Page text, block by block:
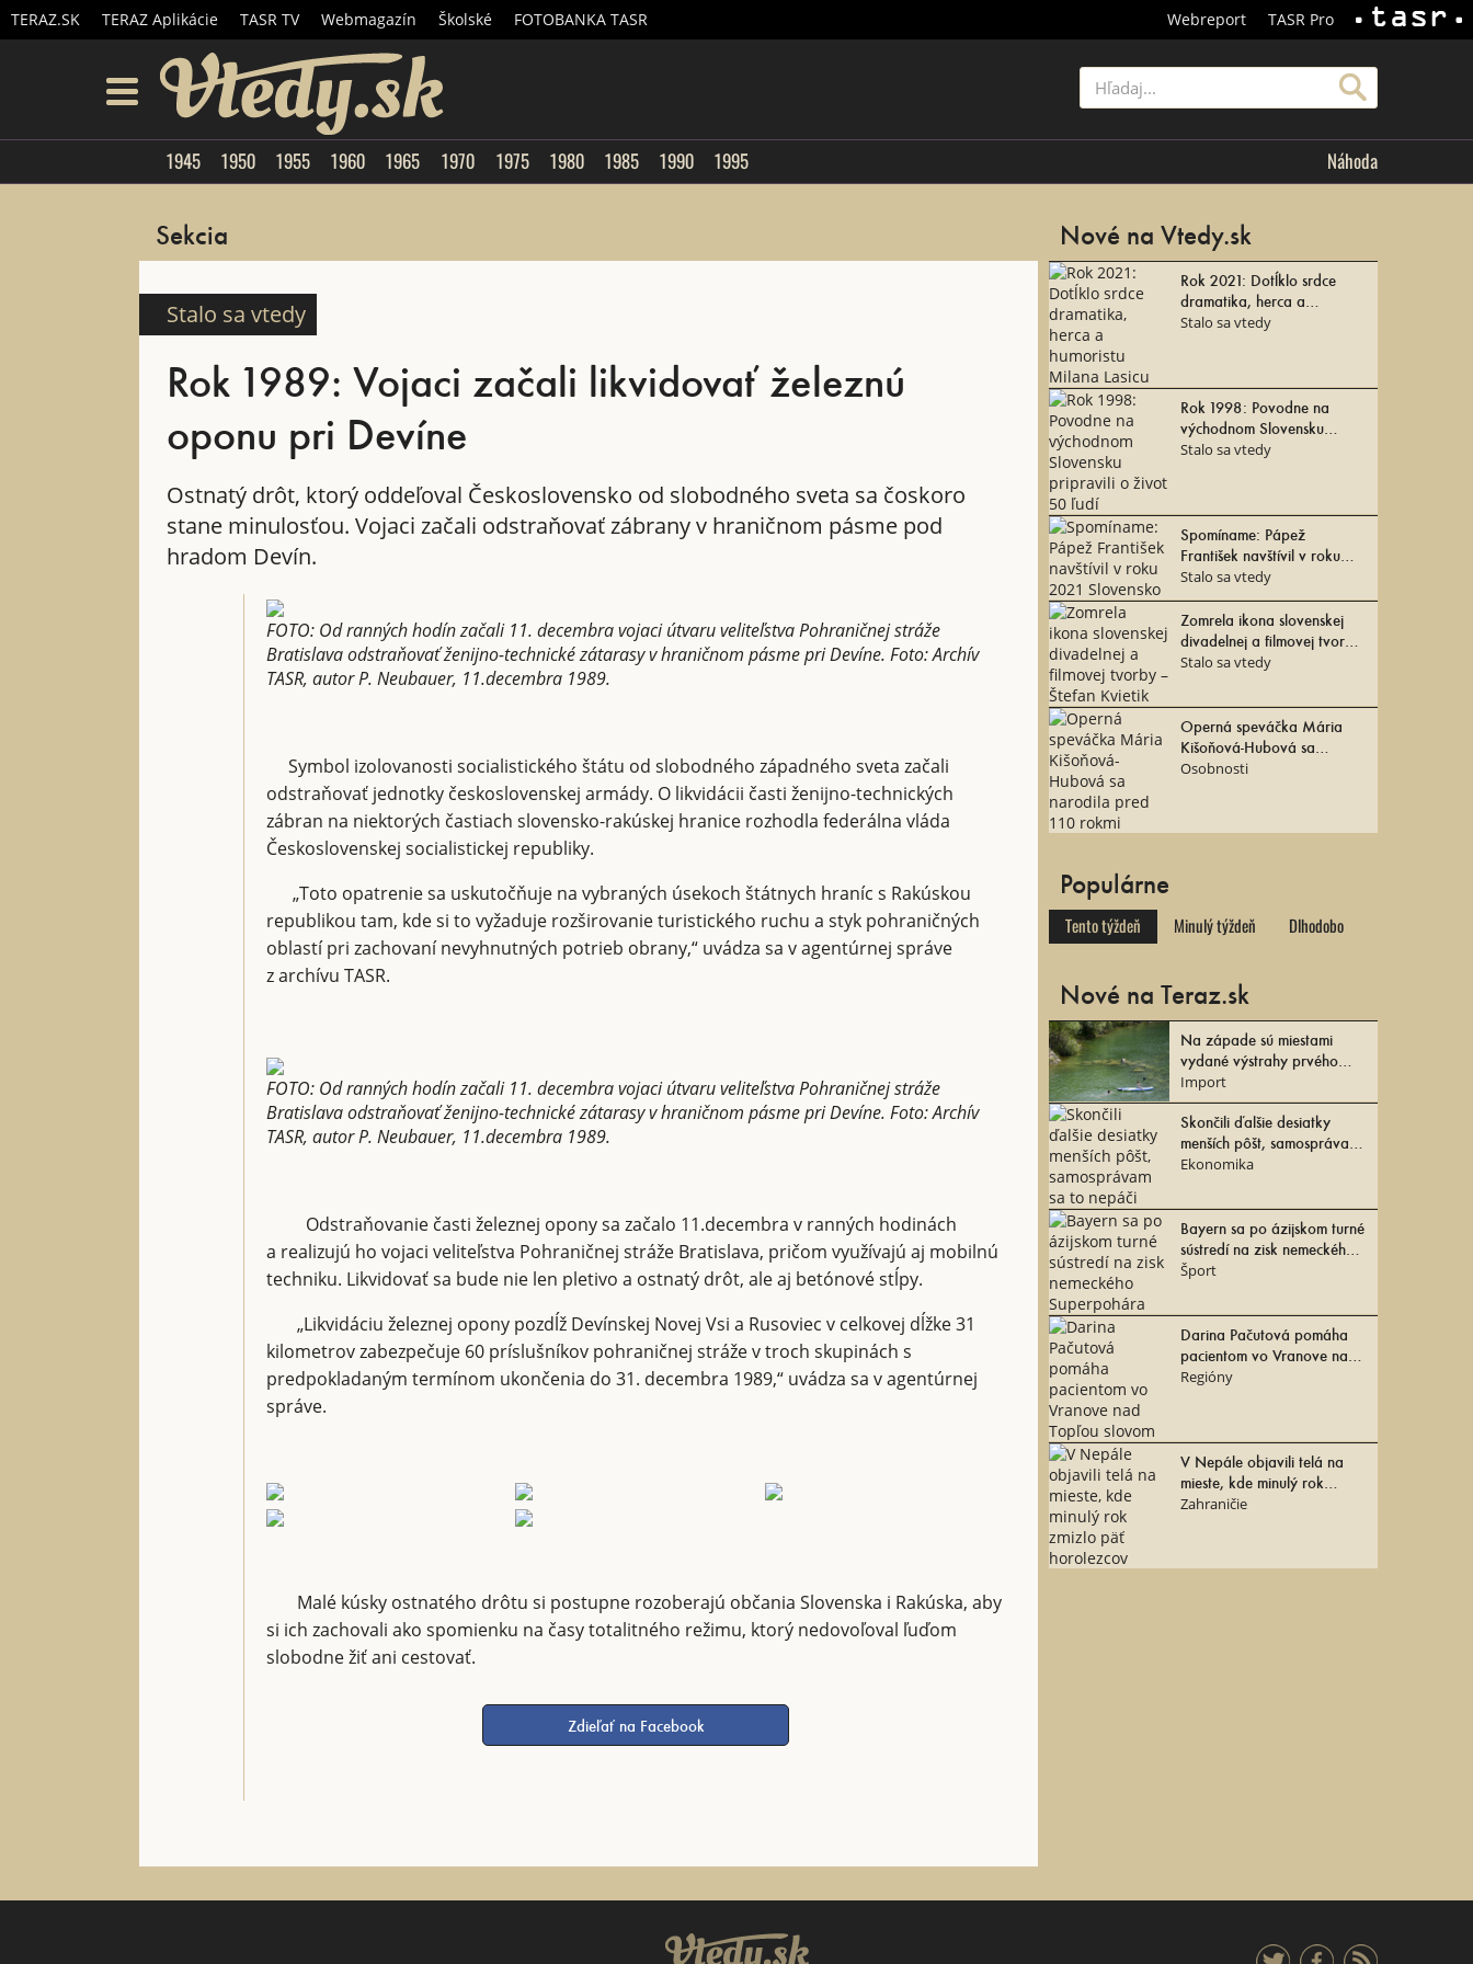
TERAZ.SK TERAZ Aplikácie TASR TV Webmagazín Školské FOTOBANKA TASR Webreport
TASR Pro
1945 1950 1955 1960 1965 1970 1975 1980 1985 1990 1995 Náhoda
Sekcia
Stalo sa vtedy
Rok 1989: Vojaci začali likvidovať železnú
oponu pri Devíne
Ostnatý drôt, ktorý oddeľoval Československo od slobodného sveta sa čoskoro
stane minulosťou. Vojaci začali odstraňovať zábrany v hraničnom pásme pod
hradom Devín.
FOTO: Od ranných hodín začali 11. decembra vojaci útvaru veliteľstva Pohraničnej stráže
Bratislava odstraňovať ženijno-technické zátarasy v hraničnom pásme pri Devíne. Foto: Archív
TASR, autor P. Neubauer, 11.decembra 1989.
Symbol izolovanosti socialistického štátu od slobodného západného sveta začali
odstraňovať jednotky československej armády. O likvidácii časti ženijno-technických
zábran na niektorých častiach slovensko-rakúskej hranice rozhodla federálna vláda
Československej socialistickej republiky.
„Toto opatrenie sa uskutočňuje na vybraných úsekoch štátnych hraníc s Rakúskou
republikou tam, kde si to vyžaduje rozširovanie turistického ruchu a styk pohraničných
oblastí pri zachovaní nevyhnutných potrieb obrany,“ uvádza sa v agentúrnej správe
z archívu TASR.
FOTO: Od ranných hodín začali 11. decembra vojaci útvaru veliteľstva Pohraničnej stráže
Bratislava odstraňovať ženijno-technické zátarasy v hraničnom pásme pri Devíne. Foto: Archív
TASR, autor P. Neubauer, 11.decembra 1989.
Odstraňovanie časti železnej opony sa začalo 11.decembra v ranných hodinách
a realizujú ho vojaci veliteľstva Pohraničnej stráže Bratislava, pričom využívajú aj mobilnú
techniku. Likvidovať sa bude nie len pletivo a ostnatý drôt, ale aj betónové stĺpy.
„Likvidáciu železnej opony pozdĺž Devínskej Novej Vsi a Rusoviec v celkovej dĺžke 31
kilometrov zabezpečuje 60 príslušníkov pohraničnej stráže v troch skupinách s
predpokladaným termínom ukončenia do 31. decembra 1989,“ uvádza sa v agentúrnej
správe.
Malé kúsky ostnatého drôtu si postupne rozoberajú občania Slovenska i Rakúska, aby
si ich zachovali ako spomienku na časy totalitného režimu, ktorý nedovoľoval ľuďom
slobodne žiť ani cestovať.
Zdieľať na Facebook
Nové na Vtedy.sk
Rok 2021: Dotĺklo srdce
dramatika, herca a
humoristu Milana Lasicu
Stalo sa vtedy
Rok 1998: Povodne na
východnom Slovensku
pripravili o život 50 ľudí
Stalo sa vtedy
Spomíname: Pápež
František navštívil v roku
2021 Slovensko
Stalo sa vtedy
Zomrela ikona slovenskej
divadelnej a filmovej tvorby
– Štefan Kvietik
Stalo sa vtedy
Operná speváčka Mária
Kišoňová-Hubová sa
narodila pred 110 rokmi
Osobnosti
Populárne
Tento týždeň Minulý týždeň Dlhodobo
Nové na Teraz.sk
Na západe sú miestami
vydané výstrahy prvého
stupňa pred horúčavami
Import
Skončili ďalšie desiatky
menších pôšt, samosprávam
sa to nepáči
Ekonomika
Bayern sa po ázijskom turné
sústredí na zisk nemeckého
Superpohára
Šport
Darina Pačutová pomáha
pacientom vo Vranove nad
Topľou slovom
Regióny
V Nepále objavili telá na
mieste, kde minulý rok
zmizlo päť horolezcov
Zahraničie